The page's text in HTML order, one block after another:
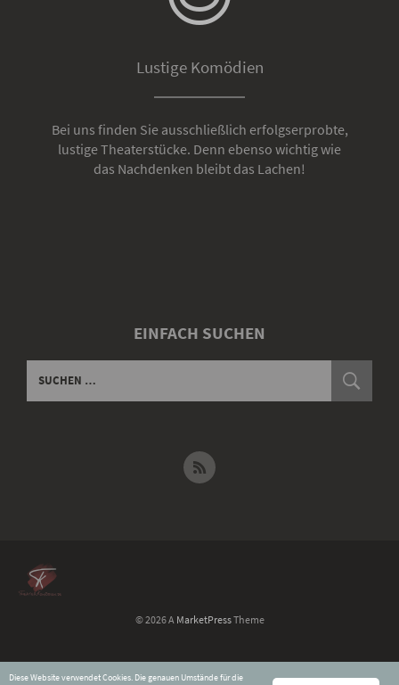
Lustige Komödien
Bei uns finden Sie ausschließlich erfolgserprobte,
lustige Theaterstücke. Denn ebenso wichtig wie
das Nachdenken bleibt das Lachen!
EINFACH SUCHEN
© 2026 A MarketPressTheme
Widerruf für digitale Inhalte
Diese Website verwendet Cookies. Die genauen Umstände für die